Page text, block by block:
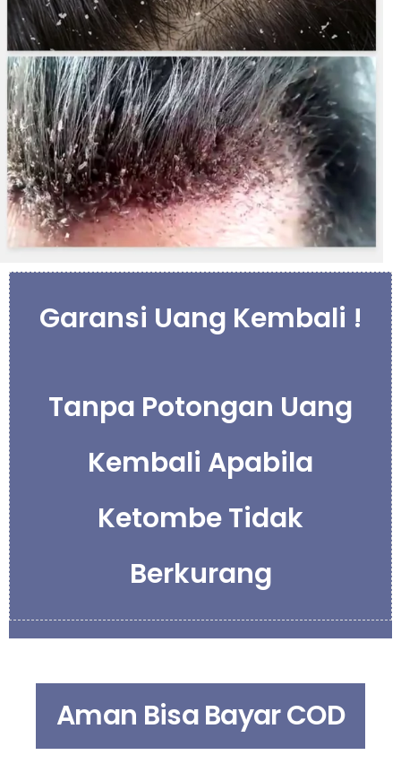
Garansi Uang Kembali !
Tanpa Potongan Uang
Kembali Apabila
Ketombe Tidak
Berkurang​
Aman Bisa Bayar COD